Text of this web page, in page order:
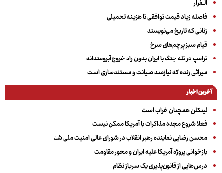
الــفرار
فاصله زیاد قیمت توافقی تا هزینه تحمیلی
زنانی که تاریخ می‌نویسند
قیام سبز پرچم‌های سرخ
ترامپ در تله جنگ با ایران بدون راه خروج آبرومندانه
میراثی زنده که نیازمند صیانت و مستندسازی است
آخرین اخبار
لینکلن همچنان خراب است
فعلا شروع مجدد مذاکرات با آمریکا ممکن نیست
محسن رضایی نماینده رهبر انقلاب در شورای عالی امنیت ملی شد
بازخوانی پروژه آمریکا علیه ایران و محور مقاومت
درس‌هایی از قانون‌پذیری یک سرباز نظام